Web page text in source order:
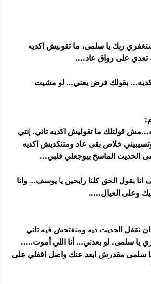
ربك يا سلمى، ما تقوليش اكديه
تعدي على رواق عاد....
بقولك فرض يعني… لو مشيت
قولتلك ما تقوليش اكديه تاني. إنتي
خلاص بقى عاد ومتنكديش اكديه
الحديت الماسخ بيوجعلي قلبي...
بقول الحق كلنا رايحين يا يوسف… وانا
وعلى العيال.....
نقفل الحديت ديه ومنفتحش فيه تاني
يا سلمى. لو بعدتي… أنا اللي أموت.....
سلمى مقدرش ابعد عنك واصل اقفلي على